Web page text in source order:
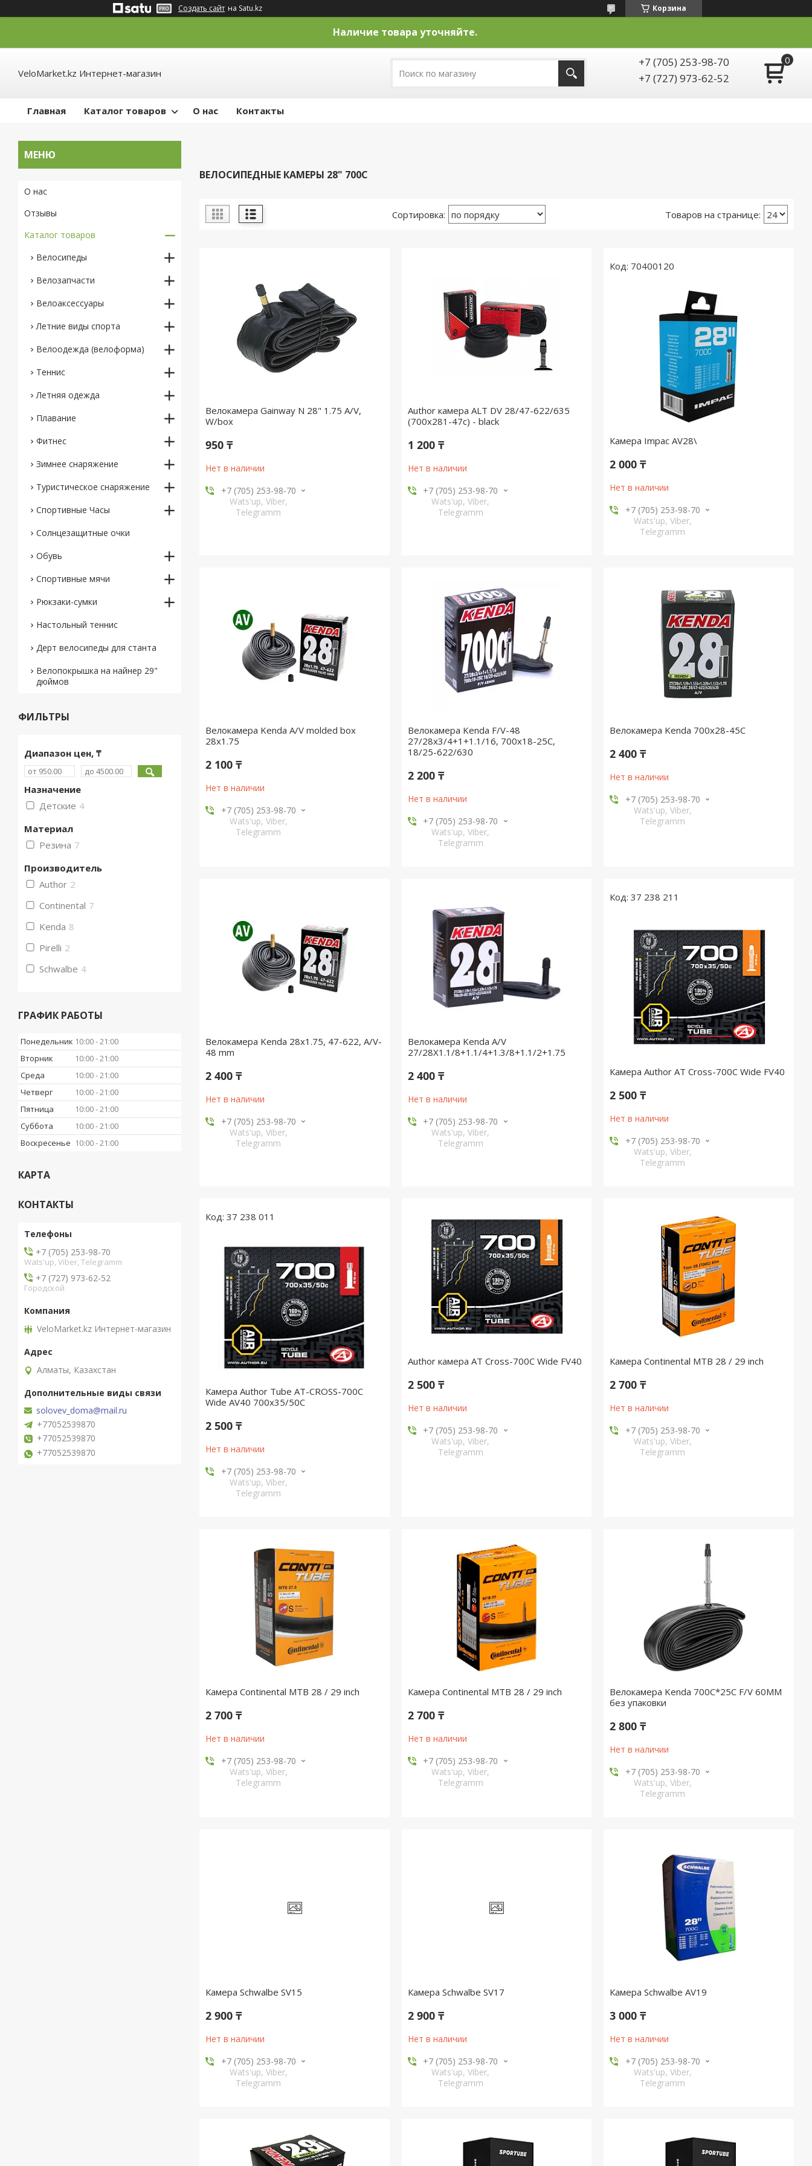
Создать сайт на Satu.kz Корзина
Наличие товара уточняйте.
VeloMarket.kz Интернет-магазин
+7 (705) 253-98-70
+7 (727) 973-62-52
Главная Каталог товаров О нас Контакты
ВЕЛОСИПЕДНЫЕ КАМЕРЫ 28" 700С
Велокамера Gainway N 28" 1.75 A/V,
W/box
950 ₸
Нет в наличии
+7 (705) 253-98-70
Wats'up, Viber,
Telegramm
Author камера ALT DV 28/47-622/635
(700x281-47c) - black
1 200 ₸
Нет в наличии
+7 (705) 253-98-70
Wats'up, Viber,
Telegramm
70400120
Камера Impac AV28\
2 000 ₸
Нет в наличии
+7 (705) 253-98-70
Wats'up, Viber,
Telegramm
Велокамера Kenda A/V molded box
28x1.75
2 100 ₸
Нет в наличии
+7 (705) 253-98-70
Wats'up, Viber,
Telegramm
Велокамера Kenda F/V-48
27/28x3/4+1+1.1/16, 700x18-25C,
18/25-622/630
2 200 ₸
Нет в наличии
+7 (705) 253-98-70
Wats'up, Viber,
Telegramm
Велокамера Kenda 700x28-45C
2 400 ₸
Нет в наличии
+7 (705) 253-98-70
Wats'up, Viber,
Telegramm
Велокамера Kenda 28x1.75, 47-622, A/V-
48 mm
2 400 ₸
Нет в наличии
+7 (705) 253-98-70
Wats'up, Viber,
Telegramm
Велокамера Kenda A/V
27/28X1.1/8+1.1/4+1.3/8+1.1/2+1.75
2 400 ₸
Нет в наличии
+7 (705) 253-98-70
Wats'up, Viber,
Telegramm
37 238 211
Камера Author AT Cross-700C Wide FV40
2 500 ₸
Нет в наличии
+7 (705) 253-98-70
Wats'up, Viber,
Telegramm
37 238 011
Камера Author Tube AT-CROSS-700C
Wide AV40 700x35/50C
2 500 ₸
Нет в наличии
+7 (705) 253-98-70
Wats'up, Viber,
Telegramm
Author камера AT Cross-700C Wide FV40
2 500 ₸
Нет в наличии
+7 (705) 253-98-70
Wats'up, Viber,
Telegramm
Камера Continental MTB 28 / 29 inch
2 700 ₸
Нет в наличии
+7 (705) 253-98-70
Wats'up, Viber,
Telegramm
Камера Continental MTB 28 / 29 inch
2 700 ₸
Нет в наличии
+7 (705) 253-98-70
Wats'up, Viber,
Telegramm
Камера Continental MTB 28 / 29 inch
2 700 ₸
Нет в наличии
+7 (705) 253-98-70
Wats'up, Viber,
Telegramm
Велокамера Kenda 700C*25C F/V 60MM
без упаковки
2 800 ₸
Нет в наличии
+7 (705) 253-98-70
Wats'up, Viber,
Telegramm
Камера Schwalbe SV15
2 900 ₸
Нет в наличии
+7 (705) 253-98-70
Wats'up, Viber,
Telegramm
Камера Schwalbe SV17
2 900 ₸
Нет в наличии
+7 (705) 253-98-70
Wats'up, Viber,
Telegramm
Камера Schwalbe AV19
3 000 ₸
Нет в наличии
+7 (705) 253-98-70
Wats'up, Viber,
Telegramm
О нас
Отзывы
Каталог товаров
Велосипеды
Велозапчасти
Велоаксессуары
Летние виды спорта
Велоодежда (велоформа)
Теннис
Летняя одежда
Плавание
Фитнес
Зимнее снаряжение
Туристическое снаряжение
Спортивные Часы
Солнцезащитные очки
Обувь
Спортивные мячи
Рюкзаки-сумки
Настольный теннис
Дерт велосипеды для станта
Велопокрышка на найнер 29"
дюймов
ФИЛЬТРЫ
Диапазон цен, ₸
Назначение
Детские 4
Материал
Резина 7
Производитель
Author 2
Continental 7
Kenda 8
Pirelli 2
Schwalbe 4
ГРАФИК РАБОТЫ
Понедельник 10:00 21:00
Вторник
10:00 21:00
Среда
10:00 21:00
Четверг
10:00 21:00
Пятница
10:00 21:00
Суббота
10:00 21:00
Воскресенье 10:00 21:00
КАРТА
КОНТАКТЫ
+7 (705) 253-98-70
Wats'up, Viber, Telegramm
+7 (727) 973-62-52
Городской
VeloMarket.kz Интернет-магазин
Алматы, Казахстан
solovev_doma@mail.ru
+77052539870
+77052539870
+77052539870